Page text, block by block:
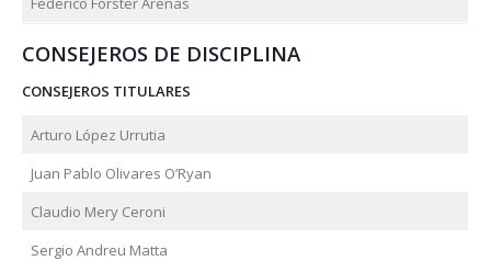
CONSEJEROS DE DISCIPLINA
CONSEJEROS TITULARES
Arturo López Urrutia
Juan Pablo Olivares O’Ryan
Claudio Mery Ceroni
Sergio Andreu Matta